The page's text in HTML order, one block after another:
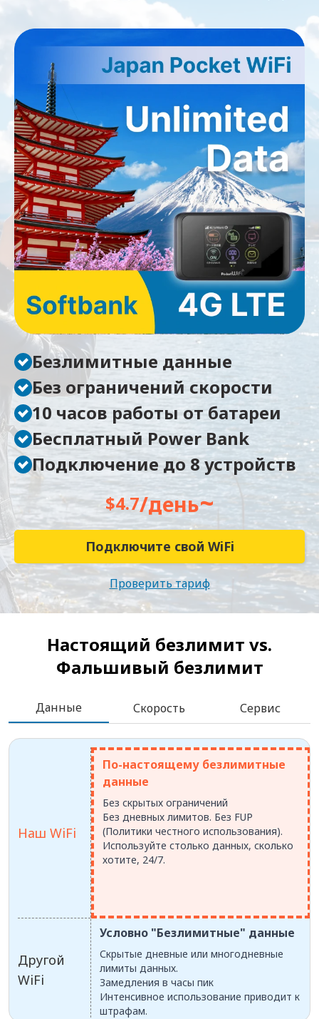
Безлимитные данные
Без ограничений скорости
10 часов работы от батареи
Бесплатный Power Bank
Подключение до 8 устройств
$4.7/день~
Подключите свой WiFi
Проверить тариф
Настоящий безлимит vs.
Фальшивый безлимит
Данные Скорость Сервис
Наш WiFi
Другой
WiFi
По-настоящему безлимитные
данные
Без скрытых ограничений
Без дневных лимитов. Без FUP
(Политики честного использования).
Используйте столько данных, сколько
хотите, 24/7.
Условно "Безлимитные" данные
Скрытые дневные или многодневные
лимиты данных.
Замедления в часы пик
Интенсивное использование приводит к
штрафам.